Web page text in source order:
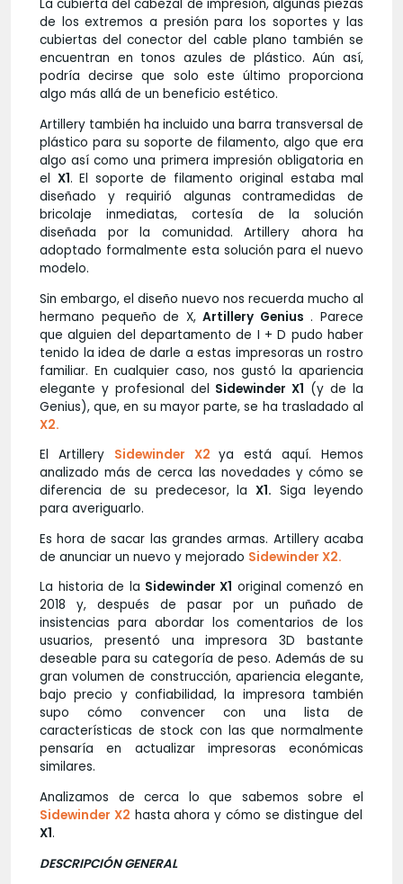
La cubierta del cabezal de impresión, algunas piezas
de los extremos a presión para los soportes y las
cubiertas del conector del cable plano también se
encuentran en tonos azules de plástico. Aún así,
podría decirse que solo este último proporciona
algo más allá de un beneficio estético.
Artillery también ha incluido una barra transversal de
plástico para su soporte de filamento, algo que era
algo así como una primera impresión obligatoria en
el X1. El soporte de filamento original estaba mal
diseñado y requirió algunas contramedidas de
bricolaje inmediatas, cortesía de la solución
diseñada por la comunidad. Artillery ahora ha
adoptado formalmente esta solución para el nuevo
modelo.
Sin embargo, el diseño nuevo nos recuerda mucho al
hermano pequeño de X,Artillery Genius . Parece
que alguien del departamento de I + D pudo haber
tenido la idea de darle a estas impresoras un rostro
familiar. En cualquier caso, nos gustó la apariencia
elegante y profesional del Sidewinder X1 (y de la
Genius), que, en su mayor parte, se ha trasladado al
X2.
El Artillery Sidewinder X2 ya está aquí. Hemos
analizado más de cerca las novedades y cómo se
diferencia de su predecesor, laX1. Siga leyendo
para averiguarlo.
Es hora de sacar las grandes armas. Artillery acaba
de anunciar un nuevo y mejorado Sidewinder X2.
La historia de la Sidewinder X1 original comenzó en
2018 y, después de pasar por un puñado de
insistencias para abordar los comentarios de los
usuarios, presentó una impresora 3D bastante
deseable para su categoría de peso. Además de su
gran volumen de construcción, apariencia elegante,
bajo precio y confiabilidad, la impresora también
supo cómo convencer con una lista de
características de stock con las que normalmente
pensaría en actualizar impresoras económicas
similares.
Analizamos de cerca lo que sabemos sobre el
Sidewinder X2 hasta ahora y cómo se distingue del
X1.
DESCRIPCIÓN GENERAL